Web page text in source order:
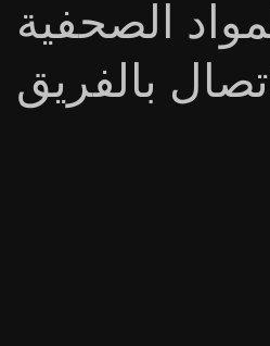
الصحفية